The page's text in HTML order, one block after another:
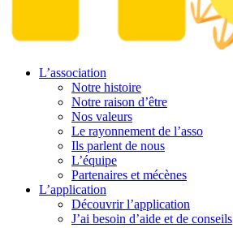
L’association
Notre histoire
Notre raison d’être
Nos valeurs
Le rayonnement de l’asso
Ils parlent de nous
L’équipe
Partenaires et mécènes
L’application
Découvrir l’application
J’ai besoin d’aide et de conseils